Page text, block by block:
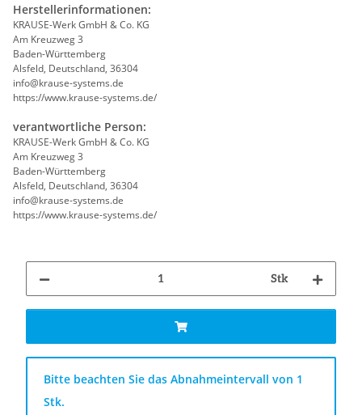
Herstellerinformationen:
KRAUSE-Werk GmbH & Co. KG
Am Kreuzweg 3
Baden-Württemberg
Alsfeld, Deutschland, 36304
info@krause-systems.de
https://www.krause-systems.de/
verantwortliche Person:
KRAUSE-Werk GmbH & Co. KG
Am Kreuzweg 3
Baden-Württemberg
Alsfeld, Deutschland, 36304
info@krause-systems.de
https://www.krause-systems.de/
Stk
x
Bitte beachten Sie das Abnahmeintervall von 1
Stk.